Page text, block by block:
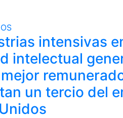
intensivas
intelectual
un tercio del